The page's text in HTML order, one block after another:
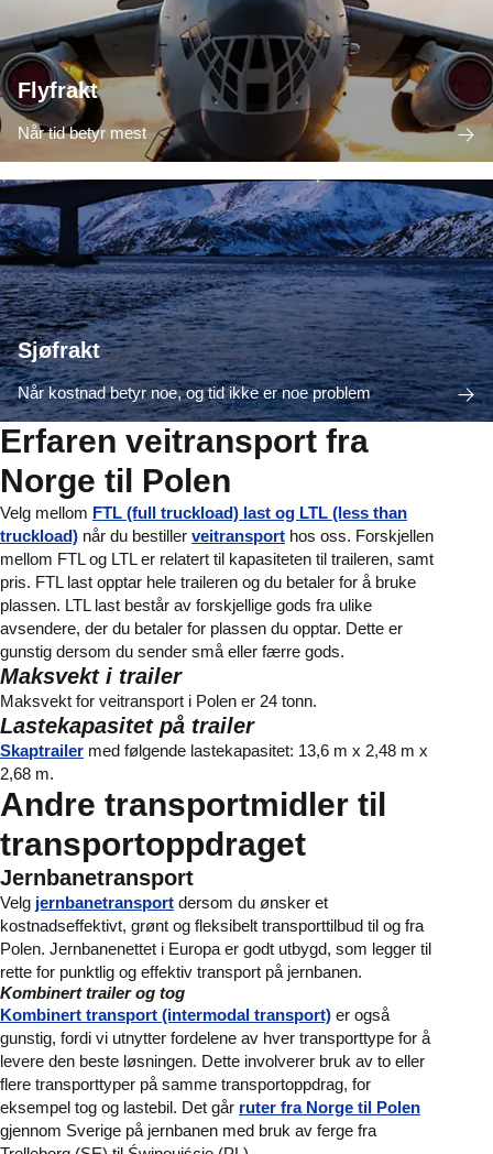
Flyfrakt
Når tid betyr mest
Sjøfrakt
Når kostnad betyr noe, og tid ikke er noe problem
Erfaren veitransport fra
Norge til Polen
Velg mellom FTL (full truckload) last og LTL (less than
truckload) når du bestiller veitransport hos oss. Forskjellen
mellom FTL og LTL er relatert til kapasiteten til traileren, samt
pris. FTL last opptar hele traileren og du betaler for å bruke
plassen. LTL last består av forskjellige gods fra ulike
avsendere, der du betaler for plassen du opptar. Dette er
gunstig dersom du sender små eller færre gods.
Maksvekt i trailer
Maksvekt for veitransport i Polen er 24 tonn.
Lastekapasitet på trailer
Skaptrailer med følgende lastekapasitet: 13,6 m x 2,48 m x
2,68 m.
Andre transportmidler til
transportoppdraget
Jernbanetransport
Velg jernbanetransport dersom du ønsker et
kostnadseffektivt, grønt og fleksibelt transporttilbud til og fra
Polen. Jernbanenettet i Europa er godt utbygd, som legger til
rette for punktlig og effektiv transport på jernbanen.
Kombinert trailer og tog
Kombinert transport (intermodal transport) er også
gunstig, fordi vi utnytter fordelene av hver transporttype for å
levere den beste løsningen. Dette involverer bruk av to eller
flere transporttyper på samme transportoppdrag, for
eksempel tog og lastebil. Det går ruter fra Norge til Polen
gjennom Sverige på jernbanen med bruk av ferge fra